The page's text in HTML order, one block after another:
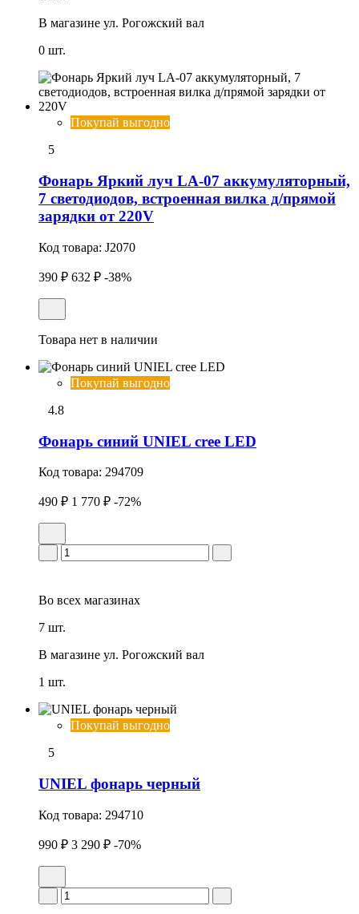
В магазине ул. Рогожский вал
0 шт.
Покупай выгодно
5
Фонарь Яркий луч LA-07 аккумуляторный,
7 светодиодов, встроенная вилка д/прямой
зарядки от 220V
Код товара: J2070
390 ₽ 632 ₽ -38%
Товара нет в наличии
Покупай выгодно
4.8
Фонарь синий UNIEL cree LED
Код товара: 294709
490 ₽ 1 770 ₽ -72%
Во всех магазинах
7 шт.
В магазине ул. Рогожский вал
1 шт.
Покупай выгодно
5
UNIEL фонарь черный
Код товара: 294710
990 ₽ 3 290 ₽ -70%